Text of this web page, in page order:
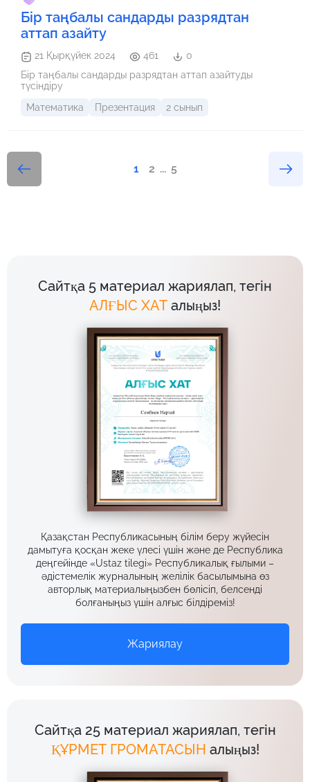
Бір таңбалы сандарды разрядтан
аттап азайту
21 Қырқүйек 2024 461
0
Бір таңбалы сандарды разрядтан аттап азайтуды
түсіндіру
Математика
Презентация 2 сынып
1 2 ... 5
Сайтқа 5 материал жариялап, тегін
АЛҒЫС ХАТ алыңыз!
Қазақстан Республикасының білім беру жүйесін
дамытуға қосқан жеке үлесі үшін және де Республика
деңгейінде «Ustaz tilegi» Республикалық ғылыми –
әдістемелік журналының желілік басылымына өз
авторлық материалыңызбен бөлісіп, белсенді
болғаныңыз үшін алғыс білдіреміз!
Жариялау
Сайтқа 25 материал жариялап, тегін
ҚҰРМЕТ ГРОМАТАСЫН алыңыз!